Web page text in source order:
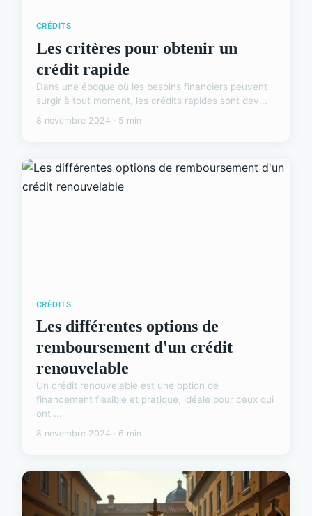
CRÉDITS
Les critères pour obtenir un
crédit rapide
Dans une époque où les besoins financiers peuvent
surgir à tout moment, les crédits rapides sont dev...
8 novembre 2024 · 5 min
CRÉDITS
Les différentes options de
remboursement d'un crédit
renouvelable
Un crédit renouvelable est une option de
financement flexible et pratique, idéale pour ceux qui
ont ...
8 novembre 2024 · 6 min